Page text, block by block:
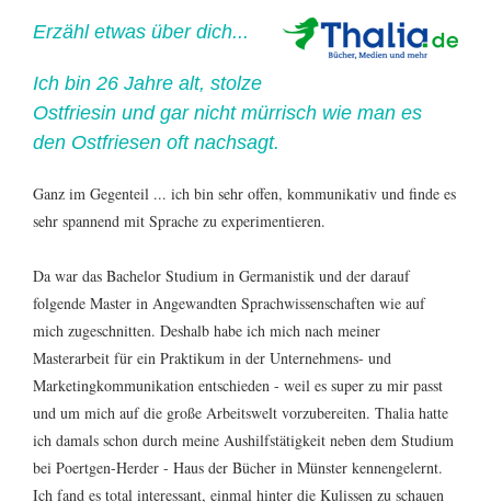
Erzähl etwas über dich...
Ich bin 26 Jahre alt, stolze
Ostfriesin und gar nicht mürrisch wie man es
den Ostfriesen oft nachsagt.
Ganz im Gegenteil ... ich bin sehr offen, kommunikativ und finde es
sehr spannend mit Sprache zu experimentieren.
Da war das Bachelor Studium in Germanistik und der darauf
folgende Master in Angewandten Sprachwissenschaften wie auf
mich zugeschnitten. Deshalb habe ich mich nach meiner
Masterarbeit für ein Praktikum in der Unternehmens- und
Marketingkommunikation entschieden - weil es super zu mir passt
und um mich auf die große Arbeitswelt vorzubereiten. Thalia hatte
ich damals schon durch meine Aushilfstätigkeit neben dem Studium
bei Poertgen-Herder - Haus der Bücher in Münster kennengelernt.
Ich fand es total interessant, einmal hinter die Kulissen zu schauen